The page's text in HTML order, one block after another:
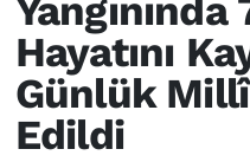
Yangınında
Hayatını
Günlük
Edildi
Vefat Edenler
Hendek Haber
Künye
Son Dakika
Haber Arşivi